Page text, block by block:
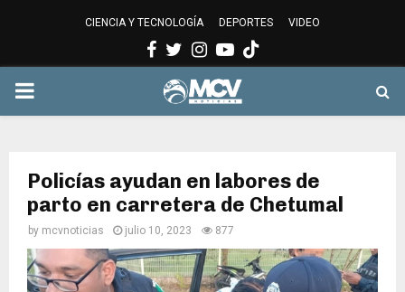
CIENCIA Y TECNOLOGÍA DEPORTES VIDEO
Facebook
Twitter
Instagram
Youtube
PRIMARY
Policías ayudan en labores de
parto en carretera de Chetumal
by mcvnoticias julio 10, 2023 877